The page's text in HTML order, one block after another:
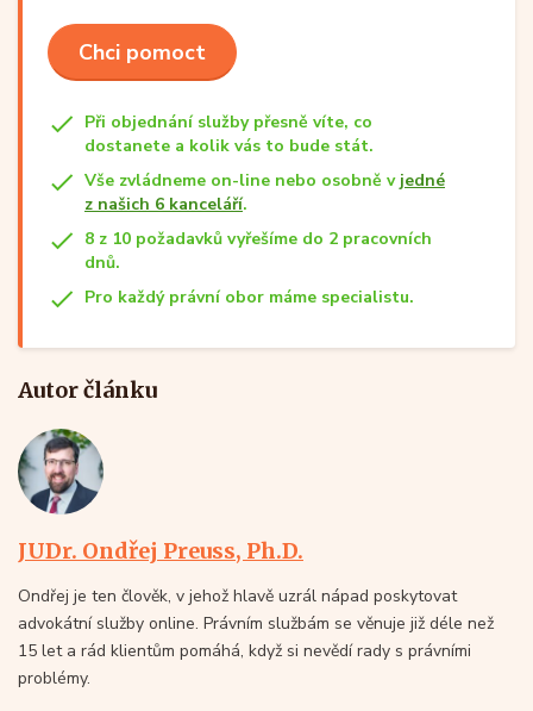
Chci pomoct
Při objednání služby přesně víte, co
dostanete a kolik vás to bude stát.
Vše zvládneme on-line nebo osobně v jedné
z našich 6 kanceláří.
8 z 10 požadavků vyřešíme do 2 pracovních
dnů.
Pro každý právní obor máme specialistu.
Autor článku
JUDr. Ondřej Preuss, Ph.D.
Ondřej je ten člověk, v jehož hlavě uzrál nápad poskytovat
advokátní služby online. Právním službám se věnuje již déle než
15 let a rád klientům pomáhá, když si nevědí rady s právními
problémy.